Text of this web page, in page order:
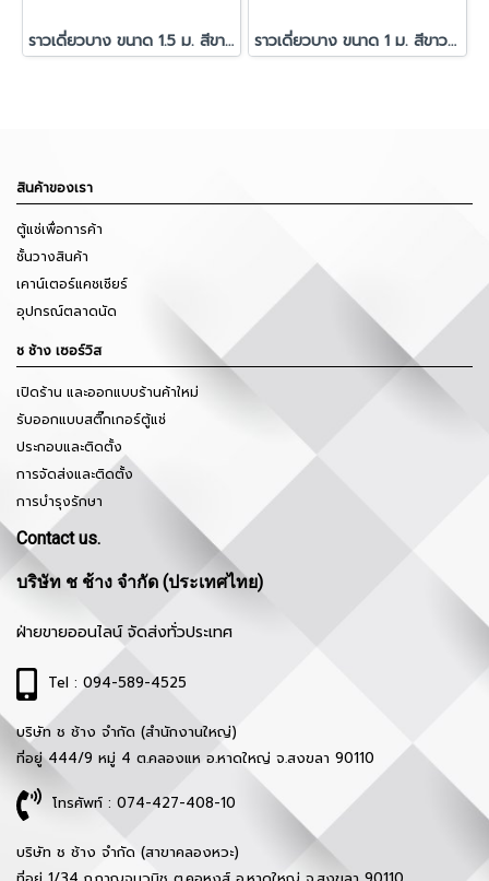
ราวเดี่ยวบาง ขนาด 1.5 ม. สีขาว/สีดำ ราวเดี่ยวบาง ขนาด 1 ม. สีขาว/สีดำ
สินค้าของเรา
ตู้แช่เพื่อการค้า
ชั้นวางสินค้า
เคาน์เตอร์แคชเชียร์
อุปกรณ์ตลาดนัด
ช ช้าง เซอร์วิส
เปิดร้าน และออกแบบร้านค้าใหม่
รับออกแบบสติ๊กเกอร์ตู้แช่
ประกอบและติดตั้ง
การจัดส่งและติดตั้ง
การบำรุงรักษา
Contact us.
บริษัท ช ช้าง จำกัด (ประเทศไทย)
ฝ่ายขายออนไลน์ จัดส่งทั่วประเทศ
Tel : 094-589-4525
บริษัท ช ช้าง จำกัด (สำนักงานใหญ่)
ที่อยู่ 444/9 หมู่ 4 ต.คลองแห อ.หาดใหญ่ จ.สงขลา 90110
โทรศัพท์ : 074-427-408-10
บริษัท ช ช้าง จำกัด (สาขาคลองหวะ)